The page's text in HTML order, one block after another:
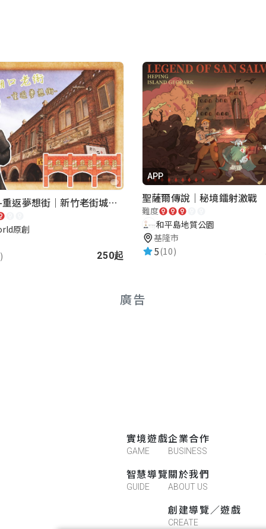
湖口老街-重返夢想街｜新竹老街城市解謎
原創
250起
APP
聖薩爾傳說｜秘境鐳射激戰
難度
和平島地質公園
基隆市
5(10)
廣告
實境遊戲
GAME
智慧導覽
GUIDE
企業合作
BUSINESS
關於我們
ABOUT US
創建導覽／遊戲
CREATE